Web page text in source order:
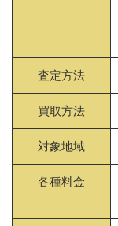
査定方法
買取方法
対象地域
各種料金